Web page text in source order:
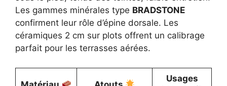
Les gammes minérales type BRADSTONE
confirment leur rôle d’épine dorsale. Les
céramiques 2 cm sur plots offrent un calibrage
parfait pour les terrasses aérées.
Usages